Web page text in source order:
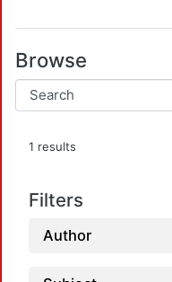
Browse
1 results
Filters
Author